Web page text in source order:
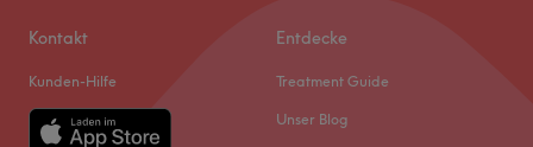
Kontakt
Kunden-Hilfe
Entdecke
Treatment Guide
Unser Blog